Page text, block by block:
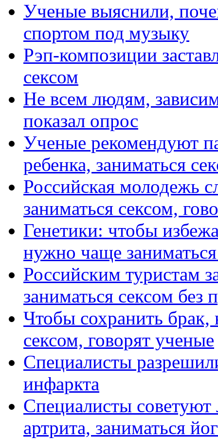
Ученые выяснили,
спортом под музыку
Рэп-композиции
сексом
Не всем людям,
показал опрос
Ученые рекомендуют
ребенка, заниматься
Российская молодежь
заниматься сексом,
Генетики: чтобы
нужно чаще
Российским туристам
заниматься сексом без
Чтобы сохранить брак,
сексом, говорят ученые
Специалисты
инфаркта
Специалисты
артрита, заниматься